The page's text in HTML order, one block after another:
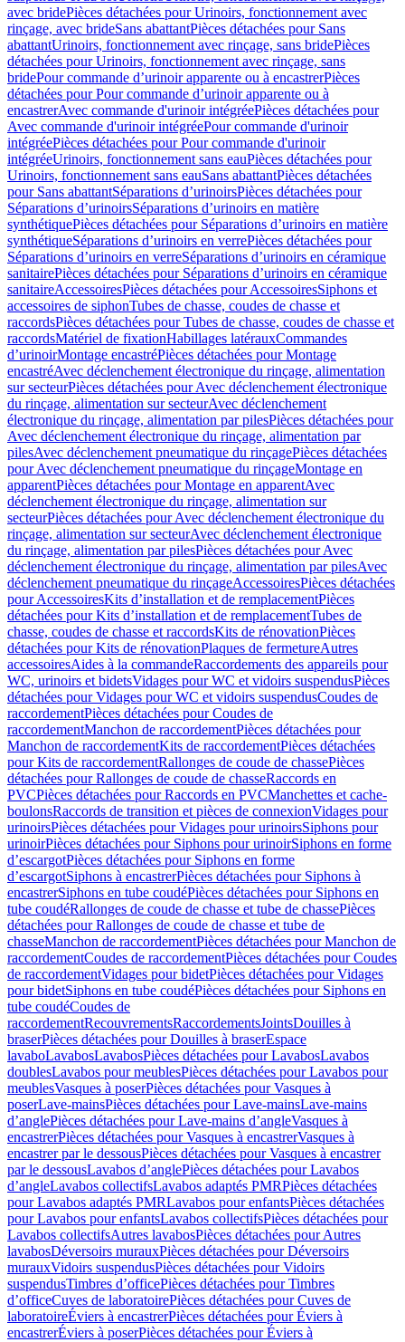
avec bridePièces détachées pour Urinoirs, fonctionnement avec
rinçage, avec brideSans abattantPièces détachées pour Sans
abattantUrinoirs, fonctionnement avec rinçage, sans bridePièces
détachées pour Urinoirs, fonctionnement avec rinçage, sans
bridePour commande d’urinoir apparente ou à encastrerPièces
détachées pour Pour commande d’urinoir apparente ou à
encastrerAvec commande d'urinoir intégréePièces détachées pour
Avec commande d'urinoir intégréePour commande d'urinoir
intégréePièces détachées pour Pour commande d'urinoir
intégréeUrinoirs, fonctionnement sans eauPièces détachées pour
Urinoirs, fonctionnement sans eauSans abattantPièces détachées
pour Sans abattantSéparations d’urinoirsPièces détachées pour
Séparations d’urinoirsSéparations d’urinoirs en matière
synthétiquePièces détachées pour Séparations d’urinoirs en matière
synthétiqueSéparations d’urinoirs en verrePièces détachées pour
Séparations d’urinoirs en verreSéparations d’urinoirs en céramique
sanitairePièces détachées pour Séparations d’urinoirs en céramique
sanitaireAccessoiresPièces détachées pour AccessoiresSiphons et
accessoires de siphonTubes de chasse, coudes de chasse et
raccordsPièces détachées pour Tubes de chasse, coudes de chasse et
raccordsMatériel de fixationHabillages latérauxCommandes
dʼurinoirMontage encastréPièces détachées pour Montage
encastréAvec déclenchement électronique du rinçage, alimentation
sur secteurPièces détachées pour Avec déclenchement électronique
du rinçage, alimentation sur secteurAvec déclenchement
électronique du rinçage, alimentation par pilesPièces détachées pour
Avec déclenchement électronique du rinçage, alimentation par
pilesAvec déclenchement pneumatique du rinçagePièces détachées
pour Avec déclenchement pneumatique du rinçageMontage en
apparentPièces détachées pour Montage en apparentAvec
déclenchement électronique du rinçage, alimentation sur
secteurPièces détachées pour Avec déclenchement électronique du
rinçage, alimentation sur secteurAvec déclenchement électronique
du rinçage, alimentation par pilesPièces détachées pour Avec
déclenchement électronique du rinçage, alimentation par pilesAvec
déclenchement pneumatique du rinçageAccessoiresPièces détachées
pour AccessoiresKits d’installation et de remplacementPièces
détachées pour Kits d’installation et de remplacementTubes de
chasse, coudes de chasse et raccordsKits de rénovationPièces
détachées pour Kits de rénovationPlaques de fermetureAutres
accessoiresAides à la commandeRaccordements des appareils pour
WC, urinoirs et bidetsVidages pour WC et vidoirs suspendusPièces
détachées pour Vidages pour WC et vidoirs suspendusCoudes de
raccordementPièces détachées pour Coudes de
raccordementManchon de raccordementPièces détachées pour
Manchon de raccordementKits de raccordementPièces détachées
pour Kits de raccordementRallonges de coude de chassePièces
détachées pour Rallonges de coude de chasseRaccords en
PVCPièces détachées pour Raccords en PVCManchettes et cache-
boulonsRaccords de transition et pièces de connexionVidages pour
urinoirsPièces détachées pour Vidages pour urinoirsSiphons pour
urinoirPièces détachées pour Siphons pour urinoirSiphons en forme
d’escargotPièces détachées pour Siphons en forme
d’escargotSiphons à encastrerPièces détachées pour Siphons à
encastrerSiphons en tube coudéPièces détachées pour Siphons en
tube coudéRallonges de coude de chasse et tube de chassePièces
détachées pour Rallonges de coude de chasse et tube de
chasseManchon de raccordementPièces détachées pour Manchon de
raccordementCoudes de raccordementPièces détachées pour Coudes
de raccordementVidages pour bidetPièces détachées pour Vidages
pour bidetSiphons en tube coudéPièces détachées pour Siphons en
tube coudéCoudes de
raccordementRecouvrementsRaccordementsJointsDouilles à
braserPièces détachées pour Douilles à braserEspace
lavaboLavabosLavabosPièces détachées pour LavabosLavabos
doublesLavabos pour meublesPièces détachées pour Lavabos pour
meublesVasques à poserPièces détachées pour Vasques à
poserLave-mainsPièces détachées pour Lave-mainsLave-mains
d’anglePièces détachées pour Lave-mains d’angleVasques à
encastrerPièces détachées pour Vasques à encastrerVasques à
encastrer par le dessousPièces détachées pour Vasques à encastrer
par le dessousLavabos d’anglePièces détachées pour Lavabos
d’angleLavabos collectifsLavabos adaptés PMRPièces détachées
pour Lavabos adaptés PMRLavabos pour enfantsPièces détachées
pour Lavabos pour enfantsLavabos collectifsPièces détachées pour
Lavabos collectifsAutres lavabosPièces détachées pour Autres
lavabosDéversoirs murauxPièces détachées pour Déversoirs
murauxVidoirs suspendusPièces détachées pour Vidoirs
suspendusTimbres dʼofficePièces détachées pour Timbres
dʼofficeCuves de laboratoirePièces détachées pour Cuves de
laboratoireÉviers à encastrerPièces détachées pour Éviers à
encastrerÉviers à poserPièces détachées pour Éviers à